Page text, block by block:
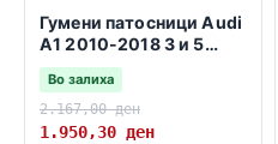
Гумени патосници Audi
A1 2010-2018 3 и 5
врати sportback
Во залиха
2.167,00ден
1.950,30 ден